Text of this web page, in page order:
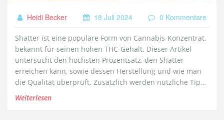
Heidi Becker 18 Juli 2024 0 Kommentare
Shatter ist eine populäre Form von Cannabis-Konzentrat,
bekannt für seinen hohen THC-Gehalt. Dieser Artikel
untersucht den höchsten Prozentsatz, den Shatter
erreichen kann, sowie dessen Herstellung und wie man
die Qualität überprüft. Zusätzlich werden nützliche Tipps
zur sicheren Verwendung von Shatter gegeben.
Weiterlesen